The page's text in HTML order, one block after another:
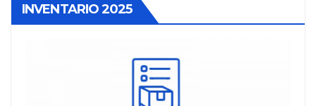
INVENTARIO 2025